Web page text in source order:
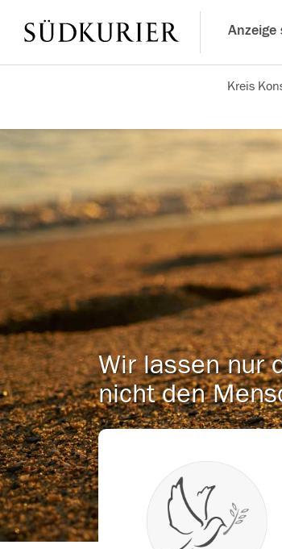
Anzeige
Kreis
Wir lassen nur
nicht den